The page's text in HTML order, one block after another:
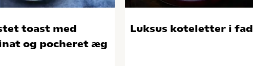
toast med
og pocheret æg
Luksus koteletter i fad